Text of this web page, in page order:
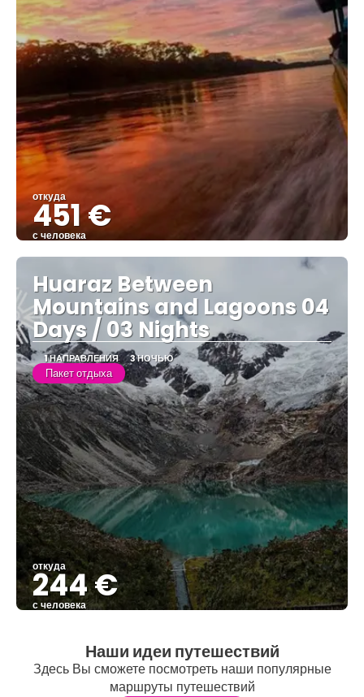
откуда
451 €
с человека
Видеть
Huaraz Between
Mountains and Lagoons 04
Days / 03 Nights
1 НАПРАВЛЕНИЯ 3 НОЧЬЮ
Пакет отдыха
откуда
244 €
с человека
Наши идеи путешествий
Здесь Вы сможете посмотреть наши популярные
маршруты путешествий